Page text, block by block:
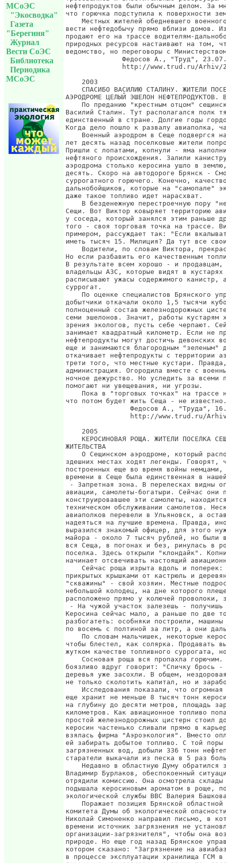
МСоЭС
"Экосводка"
Газета
"Берегиня"
Журнал
Вести СоЭС
Библиотека
Периодика
МСоЭС